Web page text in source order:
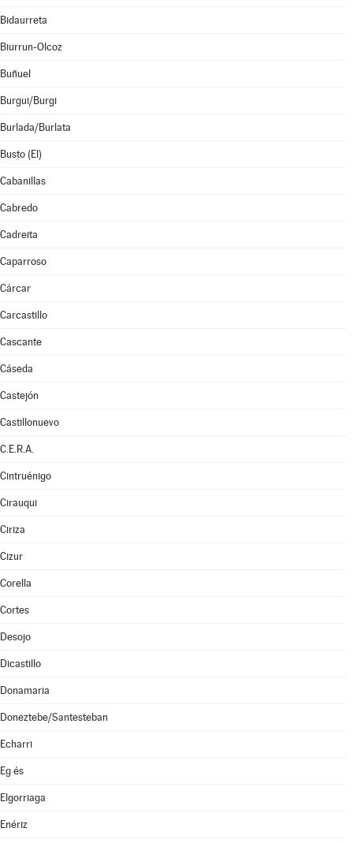
Bidaurreta
Biurrun-Olcoz
Buñuel
Burgui/Burgi
Burlada/Burlata
Busto (El)
Cabanillas
Cabredo
Cadreita
Caparroso
Cárcar
Carcastillo
Cascante
Cáseda
Castejón
Castillonuevo
C.E.R.A.
Cintruénigo
Cirauqui
Ciriza
Cizur
Corella
Cortes
Desojo
Dicastillo
Donamaria
Doneztebe/Santesteban
Echarri
Eg és
Elgorriaga
Enériz